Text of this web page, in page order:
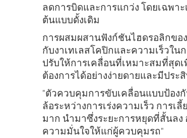
ลดการบิดและการแกว่ง โดยเฉพาะ
ต้นแบบดั้งเดิม
การผสมผสานฟังก์ชันไฮดรอลิกขอ
กับงาเทเลสโคปิกและความเร็วใ
ปรับให้การเคลื่อนที่เหมาะสมที่สุด
ต้องการได้อย่างง่ายดายและมีประ
"ตัวควบคุมการขับเคลื่อนแบบป้องกั
ล้อระหว่างการเร่งความเร็ว การเ
มาก นำมาซึ่งระยะการหยุดที่สั้นล
ความมั่นใจให้แก่ผู้ควบคุมรถ"